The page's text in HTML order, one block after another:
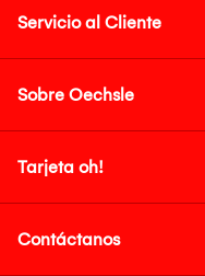
Servicio al Cliente
Sobre Oechsle
Tarjeta oh!
Contáctanos